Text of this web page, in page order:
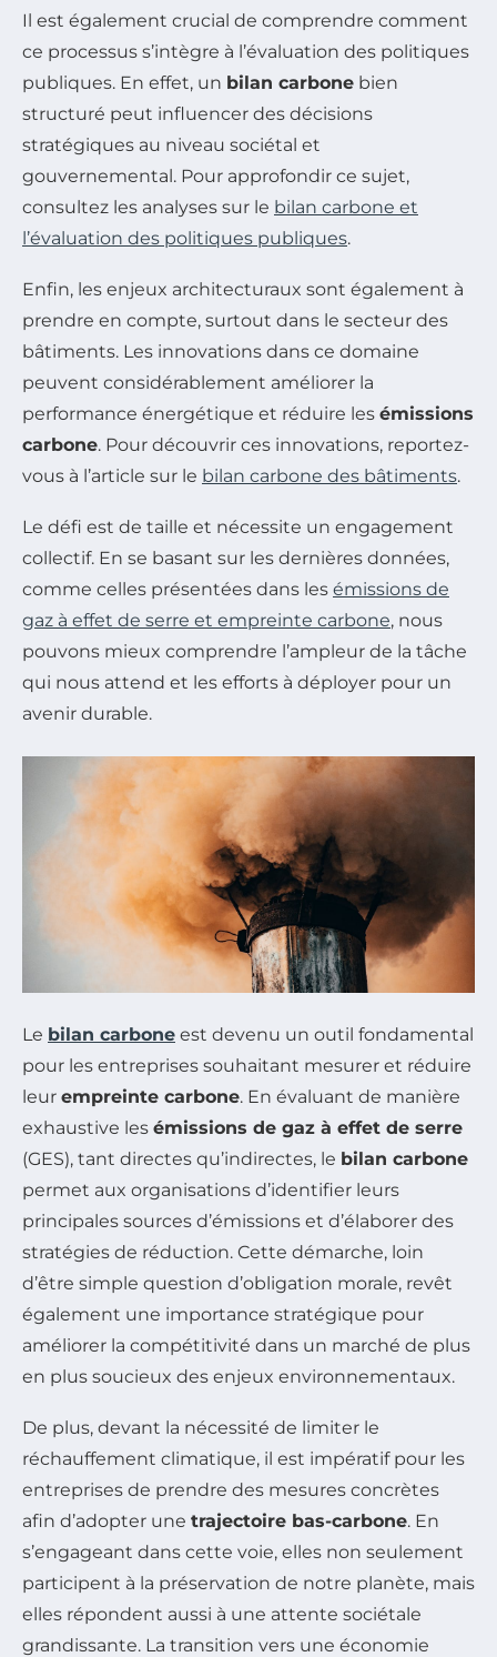
Il est également crucial de comprendre comment
ce processus s’intègre à l’évaluation des politiques
publiques. En effet, un bilan carbone bien
structuré peut influencer des décisions
stratégiques au niveau sociétal et
gouvernemental. Pour approfondir ce sujet,
consultez les analyses sur le bilan carbone et
l’évaluation des politiques publiques.
Enfin, les enjeux architecturaux sont également à
prendre en compte, surtout dans le secteur des
bâtiments. Les innovations dans ce domaine
peuvent considérablement améliorer la
performance énergétique et réduire les émissions
carbone. Pour découvrir ces innovations, reportez-
vous à l’article sur le bilan carbone des bâtiments.
Le défi est de taille et nécessite un engagement
collectif. En se basant sur les dernières données,
comme celles présentées dans les émissions de
gaz à effet de serre et empreinte carbone, nous
pouvons mieux comprendre l’ampleur de la tâche
qui nous attend et les efforts à déployer pour un
avenir durable.
Le bilan carbone est devenu un outil fondamental
pour les entreprises souhaitant mesurer et réduire
leur empreinte carbone. En évaluant de manière
exhaustive les émissions de gaz à effet de serre
(GES), tant directes qu’indirectes, le bilan carbone
permet aux organisations d’identifier leurs
principales sources d’émissions et d’élaborer des
stratégies de réduction. Cette démarche, loin
d’être simple question d’obligation morale, revêt
également une importance stratégique pour
améliorer la compétitivité dans un marché de plus
en plus soucieux des enjeux environnementaux.
De plus, devant la nécessité de limiter le
réchauffement climatique, il est impératif pour les
entreprises de prendre des mesures concrètes
afin d’adopter une trajectoire bas-carbone. En
s’engageant dans cette voie, elles non seulement
participent à la préservation de notre planète, mais
elles répondent aussi à une attente sociétale
grandissante. La transition vers une économie